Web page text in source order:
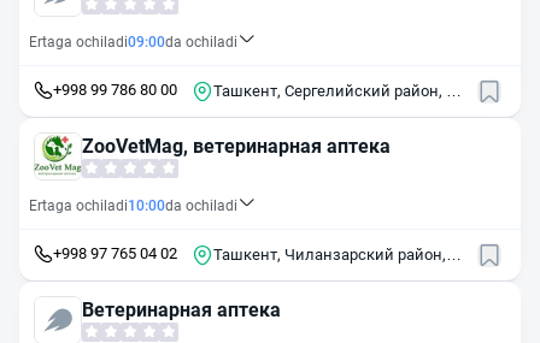
Ertaga ochiladi09:00da ochiladi
+998 99 786 80 00
Ташкент, Сергелийский район, ул.
ZooVetMag, ветеринарная аптека
Ertaga ochiladi10:00da ochiladi
+998 97 765 04 02
Ташкент, Чиланзарский район,
Ветеринарная аптека